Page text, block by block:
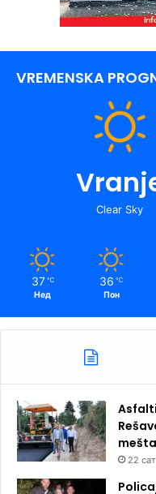
VREMENSKA
Clear Sky
37 ℃
Нед
36 ℃
Пон
22